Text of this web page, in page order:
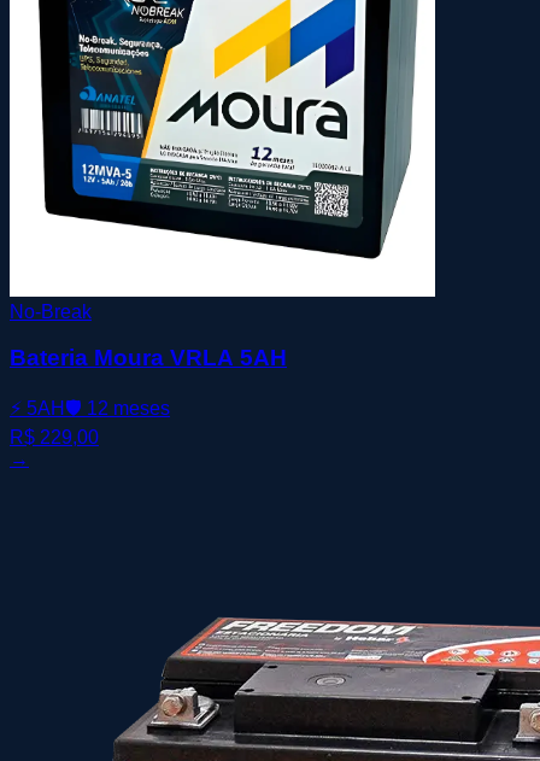
No-Break
Bateria Moura VRLA 5AH
⚡ 5AH 🛡️ 12 meses
R$ 229,00
→